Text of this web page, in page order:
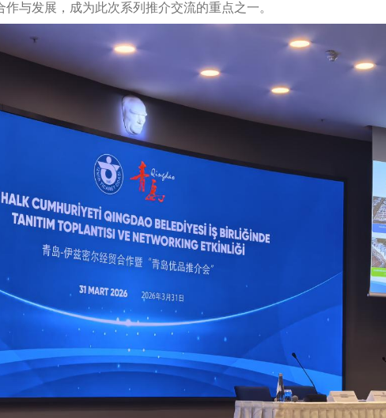
作与发展，成为此次系列推介交流的重点之一。